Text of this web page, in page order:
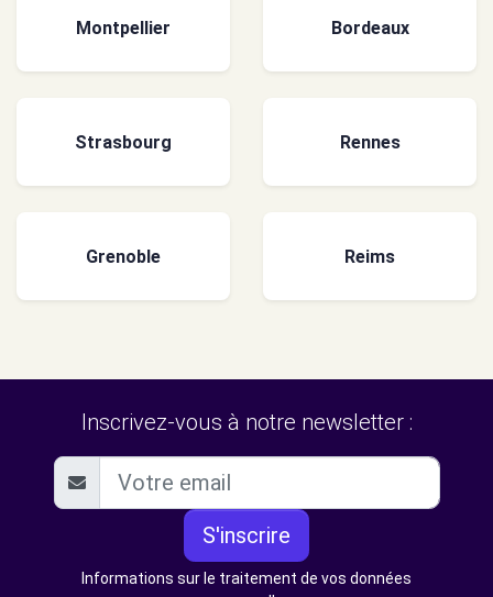
Montpellier Bordeaux
Strasbourg Rennes
Grenoble Reims
Inscrivez-vous à notre newsletter :
S'inscrire
Informations sur le traitement de vos données